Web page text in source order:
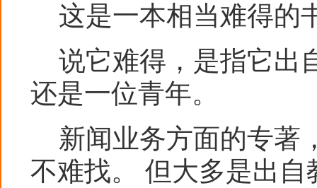
这是一本相当难得的
说它难得，是指它出
还是一位青年。
新闻业务方面的专著
不难找。 但大多是出